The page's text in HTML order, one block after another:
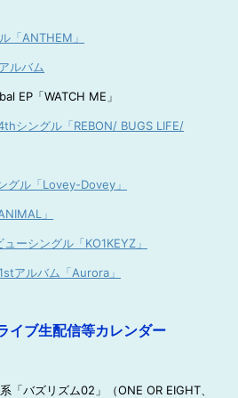
「ANTHEM」
ルバム
EP「WATCH ME」
シングル「REBON/ BUGS LIFE/
グル「Lovey-Dovey」
」
ーシングル「KO1KEYZ」
アルバム「Aurora」
イブ生配信等カレンダー
バズリズム02」（ONE OR EIGHT、